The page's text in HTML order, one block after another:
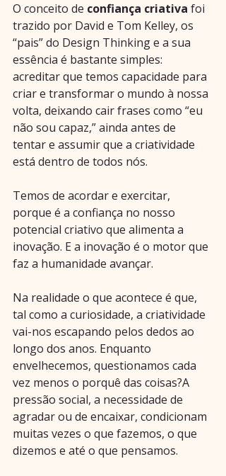
O conceito de confiança criativa foi
trazido por David e Tom Kelley, os
“pais” do Design Thinking e a sua
essência é bastante simples:
acreditar que temos capacidade para
criar e transformar o mundo à nossa
volta, deixando cair frases como “eu
não sou capaz,” ainda antes de
tentar e assumir que a criatividade
está dentro de todos nós.
Temos de acordar e exercitar,
porque é a confiança no nosso
potencial criativo que alimenta a
inovação. E a inovação é o motor que
faz a humanidade avançar.
Na realidade o que acontece é que,
tal como a curiosidade, a criatividade
vai-nos escapando pelos dedos ao
longo dos anos. Enquanto
envelhecemos, questionamos cada
vez menos o porquê das coisas?A
pressão social, a necessidade de
agradar ou de encaixar, condicionam
muitas vezes o que fazemos, o que
dizemos e até o que pensamos.